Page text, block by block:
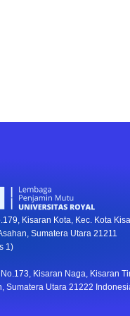
Kisaran Kota, Kec. Kota
Sumatera Utara 21211
1)
Kisaran Naga, Kisaran
Sumatera Utara 21222